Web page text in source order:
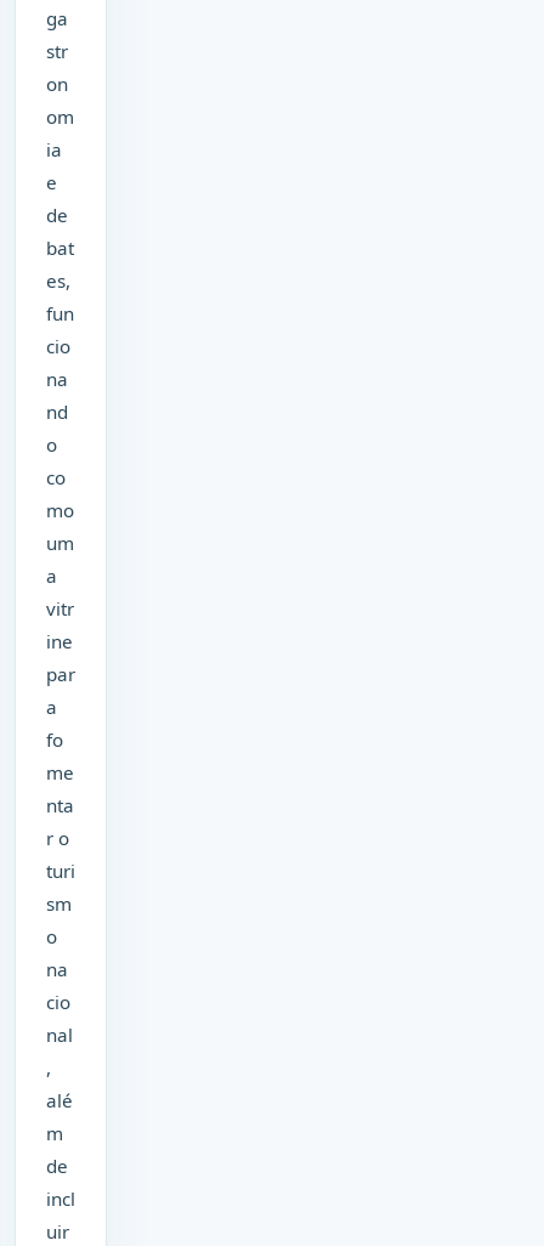
ga
str
on
om
ia
e
de
bat
es,
fun
cio
na
nd
o
co
mo
um
a
vitr
ine
par
a
fo
me
nta
r o
turi
sm
o
na
cio
nal
,
alé
m
de
incl
uir